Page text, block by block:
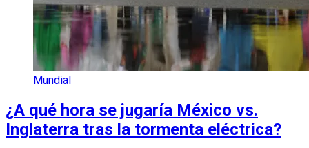
Mundial
¿A qué hora se jugaría México vs.
Inglaterra tras la tormenta eléctrica?